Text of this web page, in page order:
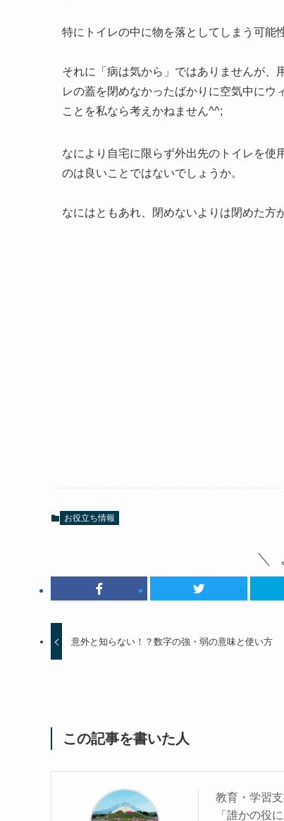
特にトイレの中に物を落としてしまう可能
それに「病は気から」ではありませんが、
レの蓋を閉めなかったばかりに空気中にウ
ことを私なら考えかねません^^;
なにより自宅に限らず外出先のトイレを使
のは良いことではないでしょうか。
なにはともあれ、閉めないよりは閉めた方
お役立ち情報
意外と知らない！？数字の強・弱の意味と使い方
この記事を書いた人
教育・学習支
「誰かの役